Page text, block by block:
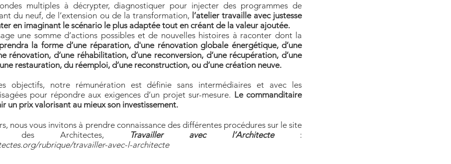
multiples à décrypter, diagnostiquer pour injecter des programmes de
du neuf, de l’extension ou de la transformation, l’atelier travaille avec justesse
en imaginant le scénario le plus adaptée tout en créant de la valeur ajoutée.
une somme d’actions possibles et de nouvelles histoires à raconter dont la
prendra la forme d’une réparation, d'une rénovation globale énergétique, d’une
rénovation, d’une réhabilitation, d’une reconversion, d’une récupération, d’une
restauration, du réemploi, d’une reconstruction, ou d’une création neuve.
objectifs, notre rémunération est définie sans intermédiaires et avec les
pour répondre aux exigences d’un projet sur-mesure. Le commanditaire
un prix valorisant au mieux son investissement.
nous vous invitons à prendre connaissance des différentes procédures sur le site
des Architectes,
Travailler avec l’Architecte:
rubrique/travailler-avec-l-architecte